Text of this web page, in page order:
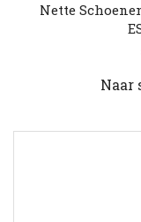
Nette
Naar